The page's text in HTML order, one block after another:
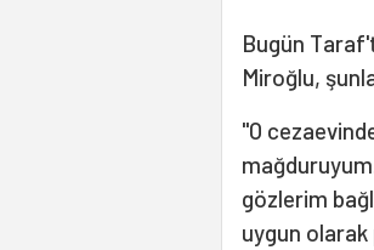
Bugün
Miroğlu,
"O
gözlerim
uygun olarak